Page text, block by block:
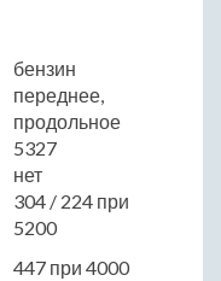
бензин
переднее,
продольное
5327
нет
304 / 224 при
5200
447 при 4000